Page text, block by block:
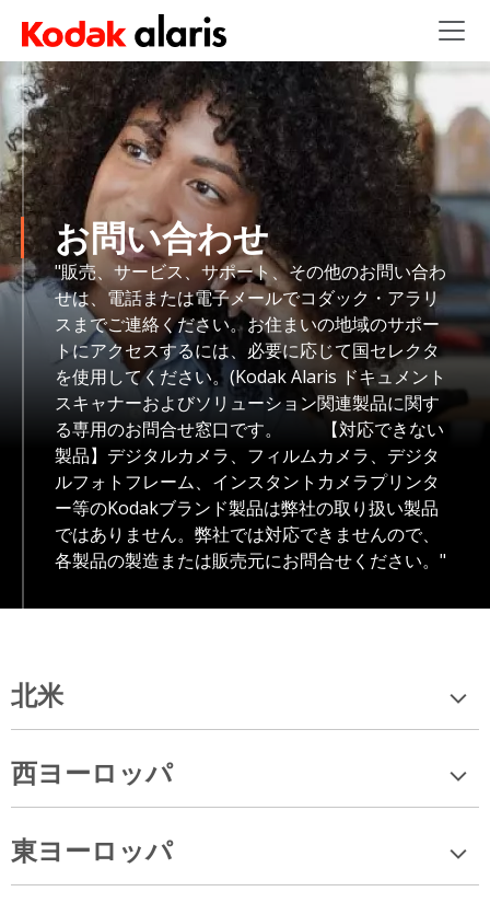
Skip to main content
お問い合わせ
"販売、サービス、サポート、その他のお問い合わ
せは、電話または電子メールでコダック・アラリ
スまでご連絡ください。お住まいの地域のサポー
トにアクセスするには、必要に応じて国セレクタ
を使用してください。(Kodak Alaris ドキュメント
スキャナーおよびソリューション関連製品に関す
る専用のお問合せ窓口です。 【対応できない
製品】デジタルカメラ、フィルムカメラ、デジタ
ルフォトフレーム、インスタントカメラプリンタ
ー等のKodakブランド製品は弊社の取り扱い製品
ではありません。弊社では対応できませんので、
各製品の製造または販売元にお問合せください。"
北米
西ヨーロッパ
東ヨーロッパ